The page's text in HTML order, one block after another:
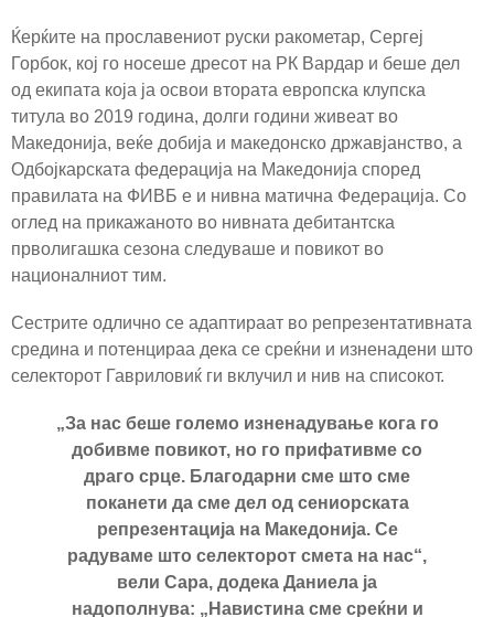
Ќерќите на прославениот руски ракометар, Сергеј
Горбок, кој го носеше дресот на РК Вардар и беше дел
од екипата која ја освои втората европска клупска
титула во 2019 година, долги години живеат во
Македонија, веќе добија и македонско државјанство, а
Одбојкарската федерација на Македонија според
правилата на ФИВБ е и нивна матична Федерација. Со
оглед на прикажаното во нивната дебитантска
прволигашка сезона следуваше и повикот во
националниот тим.
Сестрите одлично се адаптираат во репрезентативната
средина и потенцираа дека се среќни и изненадени што
селекторот Гавриловиќ ги вклучил и нив на списокот.
„За нас беше големо изненадување кога го
добивме повикот, но го прифативме со
драго срце. Благодарни сме што сме
поканети да сме дел од сениорската
репрезентација на Македонија. Се
радуваме што селекторот смета на нас“,
вели Сара, додека Даниела ја
надополнува: „Навистина сме среќни и